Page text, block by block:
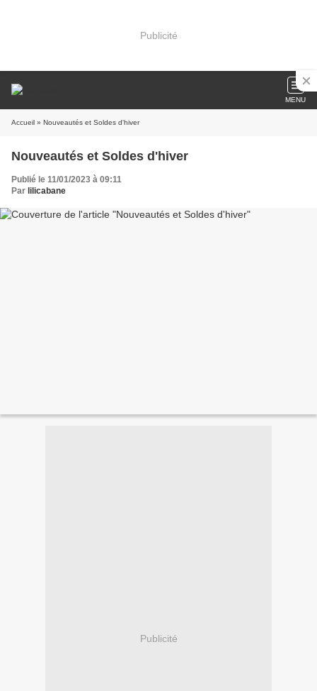
Publicité
MENU
Accueil » Nouveautés et Soldes d'hiver
Nouveautés et Soldes d'hiver
Publié le 11/01/2023 à 09:11
Par lilicabane
Publicité